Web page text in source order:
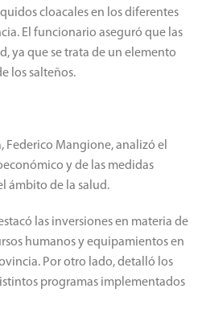
cloacales en los diferentes
El funcionario aseguró que las
ya que se trata de un elemento
los salteños.
Federico Mangione, analizó el
y de las medidas
ámbito de la salud.
las inversiones en materia de
humanos y equipamientos en
Por otro lado, detalló los
programas implementados